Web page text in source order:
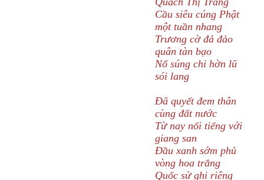
Cầu siêu cúng Phật
một tuần nhang
Trương cờ đả đảo
quân tàn bạo
Nổ súng chi hờn lũ
sói lang
Đã quyết đem thân
cùng đất nước
Từ nay nổi tiếng với
giang san
Đầu xanh sớm phủ
vòng hoa trắng
Quốc sử ghi riêng